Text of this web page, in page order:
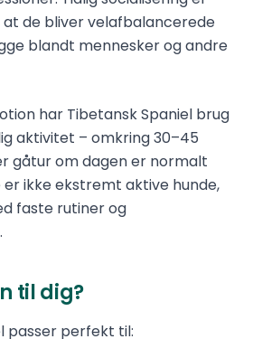
at de bliver velafbalancerede
blandt mennesker og andre
har Tibetansk Spaniel brug
aktivitet – omkring 30–45
gåtur om dagen er normalt
ikke ekstremt aktive hunde,
faste rutiner og
til dig?
passer perfekt til: